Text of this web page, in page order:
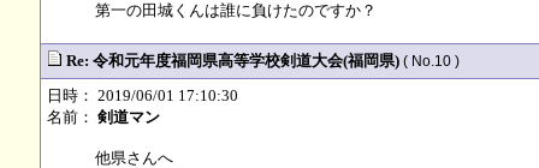
第一の田城くんは誰に負けたのですか？
Re: 令和元年度福岡県高等学校剣道大会(福岡県) ( No.10 )
日時： 2019/06/01 17:10:30
名前： 剣道マン
他県さんへ